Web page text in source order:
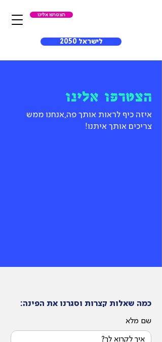
הצטרפו אלינו
לישראל 2050
הצטרפו אלינו
איזה כיף לראות אותך פה, אנחנו ממש
צריכים אותך איתנו!
כמה שאלות קצרות וסגרנו את הפינה:
שם מלא